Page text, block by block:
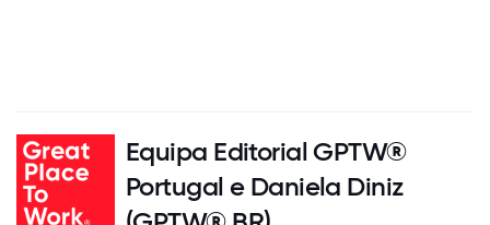
Equipa Editorial GPTW®
Portugal e Daniela Diniz